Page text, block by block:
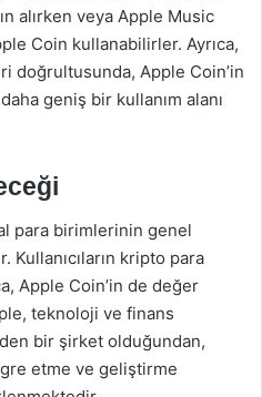
alırken veya Apple Music
Coin kullanabilirler. Ayrıca,
doğrultusunda, Apple Coin’in
geniş bir kullanım alanı
para birimlerinin genel
kripto para
Apple Coin’in de değer
teknoloji ve finans
bir şirket olduğundan,
etme ve geliştirme